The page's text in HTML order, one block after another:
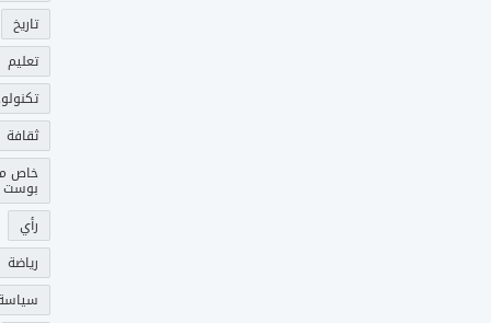
تاريخ
تعليم
ثقافة
خاص
بوست
رأي
رياضة